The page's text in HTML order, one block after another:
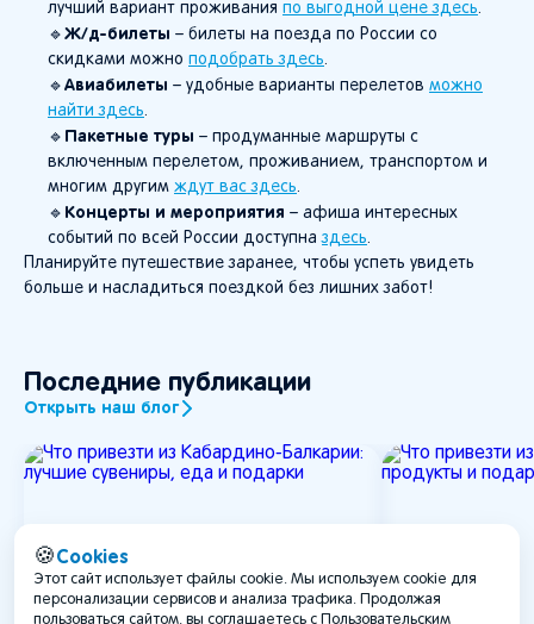
лучший вариант проживания по выгодной цене здесь.
🔹 Ж/д-билеты – билеты на поезда по России со
скидками можно подобрать здесь.
🔹 Авиабилеты – удобные варианты перелетов можно
найти здесь.
🔹 Пакетные туры – продуманные маршруты с
включенным перелетом, проживанием, транспортом и
многим другим ждут вас здесь.
🔹 Концерты и мероприятия – афиша интересных
событий по всей России доступна здесь.
Планируйте путешествие заранее, чтобы успеть увидеть
больше и насладиться поездкой без лишних забот!
Последние публикации
Открыть наш блог
🍪Cookies
Этот сайт использует файлы cookie. Мы используем cookie для
персонализации сервисов и анализа трафика. Продолжая
пользоваться сайтом, вы соглашаетесь с Пользовательским